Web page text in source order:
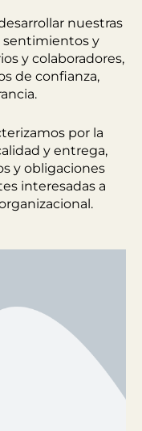
nuestras
sentimientos y
y colaboradores,
de confianza,
por la
y entrega,
y obligaciones
interesadas a